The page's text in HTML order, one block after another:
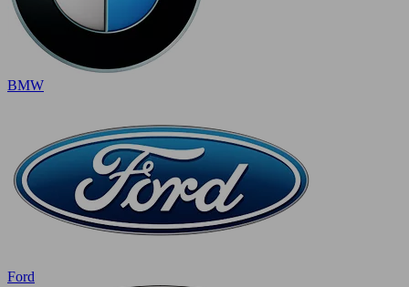
BMW
Ford